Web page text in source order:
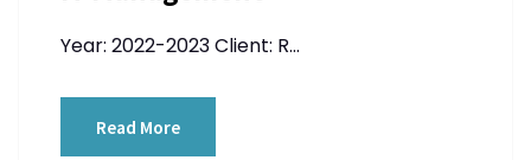
Year: 2022-2023 Client: R...
Read More